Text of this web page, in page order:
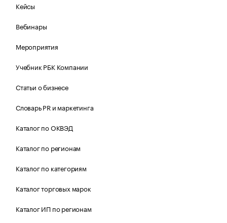
Кейсы
Вебинары
Мероприятия
Учебник РБК Компании
Статьи о бизнесе
Словарь PR и маркетинга
Каталог по ОКВЭД
Каталог по регионам
Каталог по категориям
Каталог торговых марок
Каталог ИП по регионам